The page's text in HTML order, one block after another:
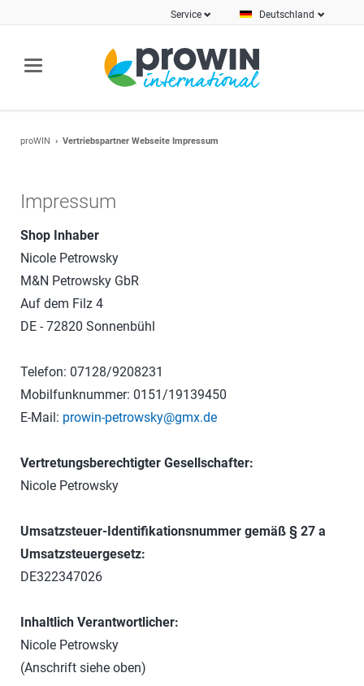
Deutschland
Service
proWIN Vertriebspartner Webseite Impressum
Impressum
Shop Inhaber
Nicole Petrowsky
M&N Petrowsky GbR
Auf dem Filz 4
DE - 72820 Sonnenbühl
Telefon: 07128/9208231
Mobilfunknummer: 0151/19139450
E-Mail: prowin-petrowsky@gmx.de
Vertretungsberechtigter Gesellschafter:
Nicole Petrowsky
Umsatzsteuer-Identifikationsnummer gemäß § 27 a
Umsatzsteuergesetz:
DE322347026
Inhaltlich Verantwortlicher:
Nicole Petrowsky
(Anschrift siehe oben)